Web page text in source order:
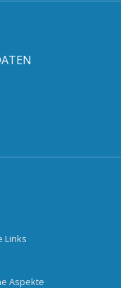
Links
Aspekte